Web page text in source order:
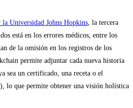
Universidad Johns Hopkins , la tercera
está en los errores médicos, entre los
de la omisión en los registros de los
permite adjuntar cada nueva historia
sea un certificado, una receta o el
lo que permite obtener una visión holística